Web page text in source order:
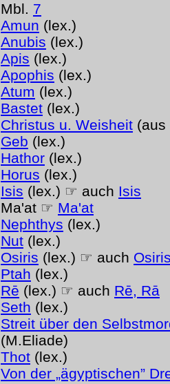
Mbl. 7
Amun (lex.)
Anubis (lex.)
Apis (lex.)
Apophis (lex.)
Atum (lex.)
Bastet (lex.)
Christus u. Weisheit (aus
Geb (lex.)
Hathor (lex.)
Horus (lex.)
Isis (lex.) ☞ auch Isis
Ma'at ☞ Ma'at
Nephthys (lex.)
Nut (lex.)
Osiris (lex.) ☞ auch
Ptah (lex.)
Rē (lex.) ☞ auch Rē, Rā
Seth (lex.)
Streit über den
(M.Eliade)
Thot (lex.)
Von der „ägyptischen”